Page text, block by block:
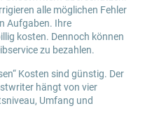
alle möglichen Fehler
Aufgaben. Ihre
kosten. Dennoch können
zu bezahlen.
Kosten sind günstig. Der
hängt von vier
Umfang und